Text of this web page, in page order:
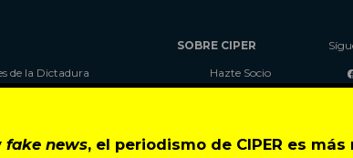
fake news, el periodismo de CIPER es
de la Dictadura
Académico
SOBRE CIPER
Hazte Socio
Talleres